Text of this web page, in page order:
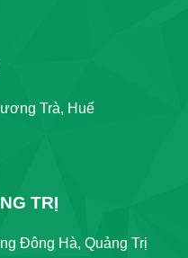
Trà, Huế
TRỊ
Đông Hà, Quảng Trị